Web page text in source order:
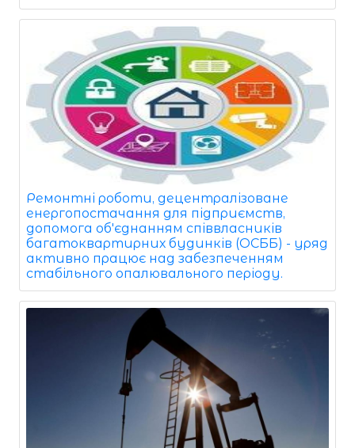
Ремонтні роботи, децентралізоване
енергопостачання для підприємств,
допомога об'єднанням співвласників
багатоквартирних будинків (ОСББ) - уряд
активно працює над забезпеченням
стабільного опалювального періоду.